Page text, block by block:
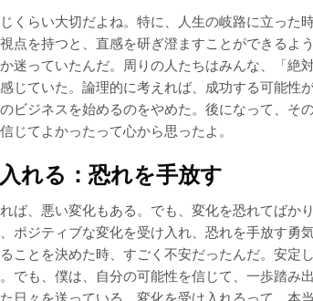
くらい大切だよね。特に、人生の岐路に立った
点を持つと、直感を研ぎ澄ますことができるよう
迷っていたんだ。周りの人たちはみんな、「絶
じていた。論理的に考えれば、成功する可能性
ビジネスを始めるのをやめた。後になって、そ
じてよかったって心から思ったよ。
れる：恐れを手放す
ば、悪い変化もある。でも、変化を恐れてばか
ポジティブな変化を受け入れ、恐れを手放す勇
ことを決めた時、すごく不安だったんだ。安定
でも、僕は、自分の可能性を信じて、一歩踏み